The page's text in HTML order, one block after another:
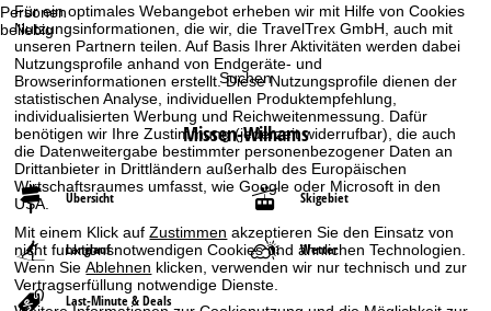
Für ein optimales Webangebot erheben wir mit Hilfe von Cookies
Nutzungsinformationen, die wir, die TravelTrex GmbH, auch mit
unseren Partnern teilen. Auf Basis Ihrer Aktivitäten werden dabei
Nutzungsprofile anhand von Endgeräte- und
Browserinformationen erstellt. Diese Nutzungsprofile dienen der
statistischen Analyse, individuellen Produktempfehlung,
individualisierten Werbung und Reichweitenmessung. Dafür
benötigen wir Ihre Zustimmung (jederzeit widerrufbar), die auch
die Datenweitergabe bestimmter personenbezogener Daten an
Drittanbieter in Drittländern außerhalb des Europäischen
Wirtschaftsraumes umfasst, wie Google oder Microsoft in den
USA.
Mit einem Klick aufZustimmen akzeptieren Sie den Einsatz von
nicht funktionsnotwendigen Cookies und ähnlichen Technologien.
Wenn SieAblehnen klicken, verwenden wir nur technisch und zur
Vertragserfüllung notwendige Dienste.
Personen
beliebig
Suchen
Missen-Wilhams
Übersicht Skigebiet
Langlauf Wetter
Last-Minute & Deals